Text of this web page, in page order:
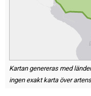
Kartan genereras med
ingen exakt karta över